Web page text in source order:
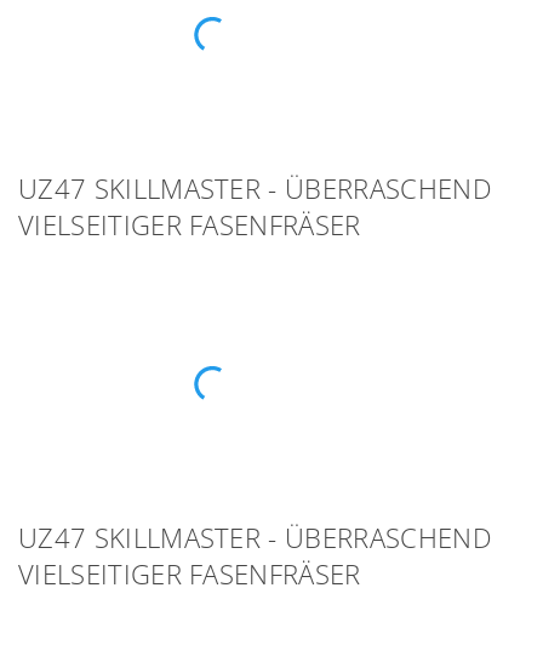
UZ47 SKILLMASTER - ÜBERRASCHEND
VIELSEITIGER FASENFRÄSER
UZ47 SKILLMASTER - ÜBERRASCHEND
VIELSEITIGER FASENFRÄSER